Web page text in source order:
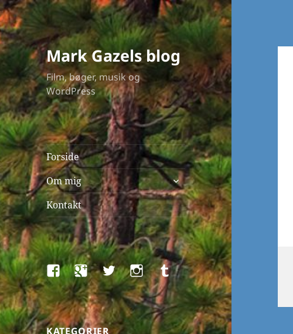
Mark Gazels blog
Film, bøger, musik og
WordPress
Forside
Om mig
udvid
undermenu
Kontakt
FacebookGoogle+TwitterInstagram
Tumblr
KATEGORIER